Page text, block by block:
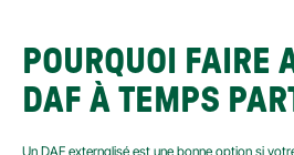
POURQUOI FAIRE
DAF À TEMPS
Un DAF externalisé est une bonne option si